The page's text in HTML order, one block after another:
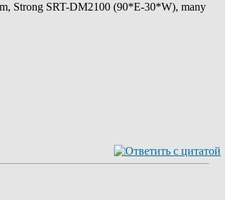
Strong SRT-DM2100 (90*E-30*W), many